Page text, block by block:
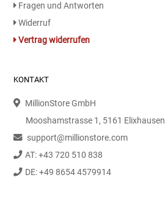
Fragen und Antworten
Widerruf
Vertrag widerrufen
KONTAKT
MillionStore GmbH
Mooshamstrasse 1, 5161 Elixhausen
support@millionstore.com
AT: +43 720 510 838
DE: +49 8654 4579914